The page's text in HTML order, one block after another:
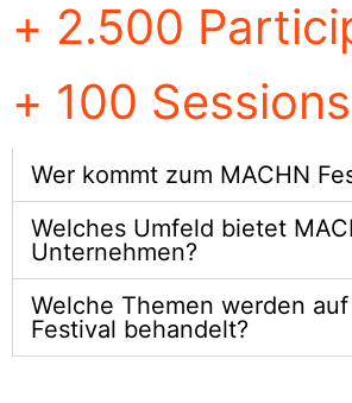
+ 2.500
+ 100 Sessions
Wer kommt zum MACHN
Welches Umfeld bietet
Unternehmen?
Welche Themen werden
Festival behandelt?